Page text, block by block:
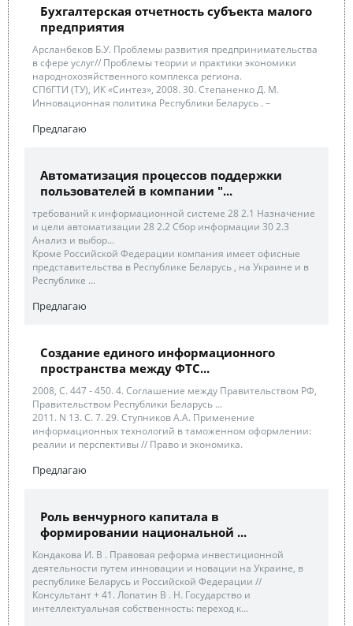
Бухгалтерская отчетность субъекта малого
предприятия
Арсланбеков Б.У. Проблемы развития предпринимательства
в сфере услуг// Проблемы теории и практики экономики
народнохозяйственного комплекса региона.
СПбГТИ (ТУ), ИК «Синтез», 2008. 30. Степаненко Д. М.
Инновационная политика Республики Беларусь . –
Предлагаю
Автоматизация процессов поддержки
пользователей в компании "...
требований к информационной системе 28 2.1 Назначение
и цели автоматизации 28 2.2 Сбор информации 30 2.3
Анализ и выбор...
Кроме Российской Федерации компания имеет офисные
представительства в Республике Беларусь , на Украине и в
Республике ...
Предлагаю
Создание единого информационного
пространства между ФТС...
2008, С. 447 - 450. 4. Соглашение между Правительством РФ,
Правительством Республики Беларусь ...
2011. N 13. С. 7. 29. Ступников А.А. Применение
информационных технологий в таможенном оформлении:
реалии и перспективы // Право и экономика.
Предлагаю
Роль венчурного капитала в
формировании национальной ...
Кондакова И. В . Правовая реформа инвестиционной
деятельности путем инновации и новации на Украине, в
республике Беларусь и Российской Федерации //
Консультант + 41. Лопатин В . Н. Государство и
интеллектуальная собственность: переход к...